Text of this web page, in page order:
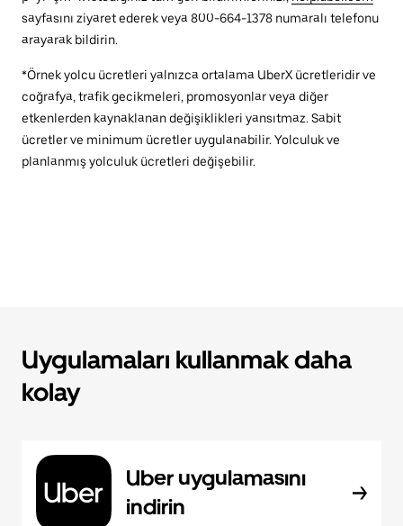
sayfasını ziyaret ederek veya 800-664-1378 numaralı telefonu
arayarak bildirin.
*Örnek yolcu ücretleri yalnızca ortalama UberX ücretleridir ve
coğrafya, trafik gecikmeleri, promosyonlar veya diğer
etkenlerden kaynaklanan değişiklikleri yansıtmaz. Sabit
ücretler ve minimum ücretler uygulanabilir. Yolculuk ve
planlanmış yolculuk ücretleri değişebilir.
Uygulamaları kullanmak daha
kolay
Uber uygulamasını
indirin